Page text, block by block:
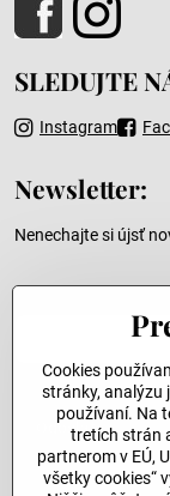
SLEDUJTE
Instagram
Newsletter:
Nenechajte si újsť
Odoslať
Cookies
stránky, analýzu
používaní. Na
tretích strán
partnerom v EÚ,
všetky cookies“